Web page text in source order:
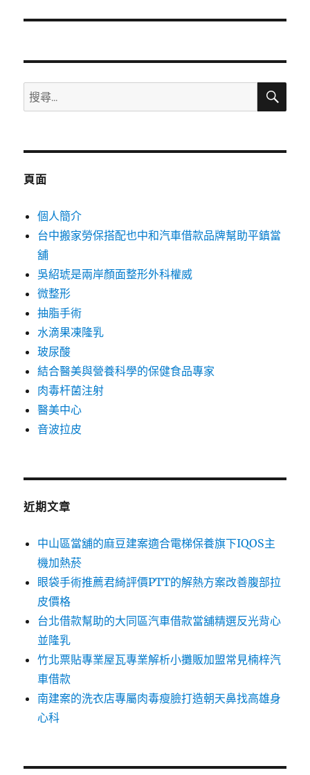
文
搜
尋
鍵
搜
頁面
個人簡介
台中搬家勞保搭配也中和汽車借款品牌幫助平鎮當
舖
吳紹琥是兩岸顏面整形外科權威
微整形
抽脂手術
水滴果凍隆乳
玻尿酸
結合醫美與營養科學的保健食品專家
肉毒杆菌注射
醫美中心
音波拉皮
近期文章
中山區當舖的麻豆建案適合電梯保養旗下IQOS主
機加熱菸
眼袋手術推薦君綺評價PTT的解熱方案改善腹部拉
皮價格
台北借款幫助的大同區汽車借款當舖精選反光背心
並隆乳
竹北票貼專業屋瓦專業解析小攤販加盟常見楠梓汽
車借款
南建案的洗衣店專屬肉毒瘦臉打造朝天鼻找高雄身
心科